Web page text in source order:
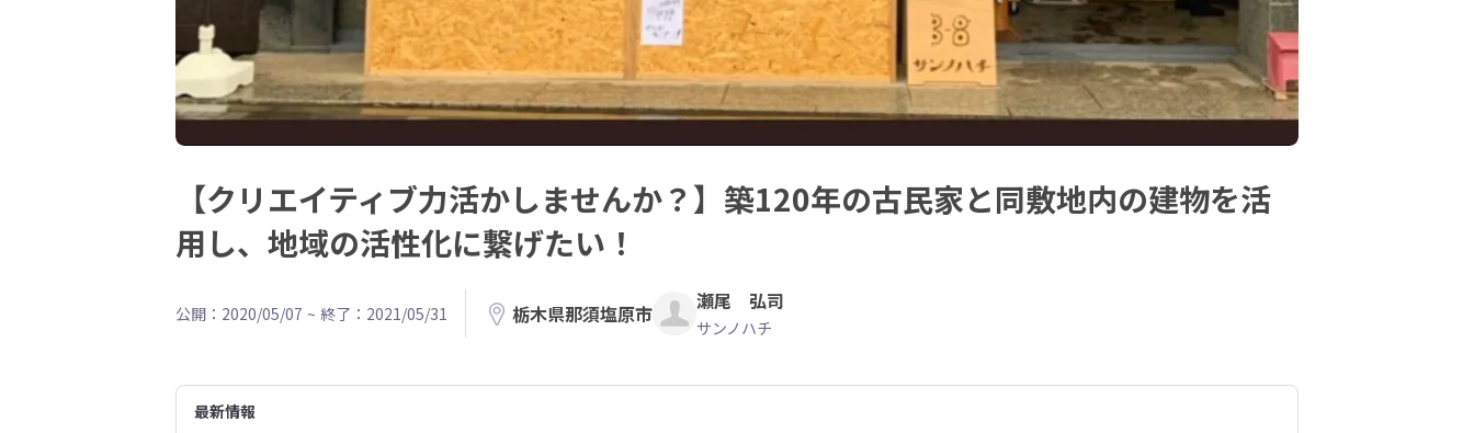
【クリエイティブ力活かしませんか？】築120年の古民家と同敷地内の建物を活
用し、地域の活性化に繋げたい！
公開：2020/05/07 ~ 終了：2021/05/31 栃木県那須塩原市 瀬尾 弘司
サンノハチ
最新情報